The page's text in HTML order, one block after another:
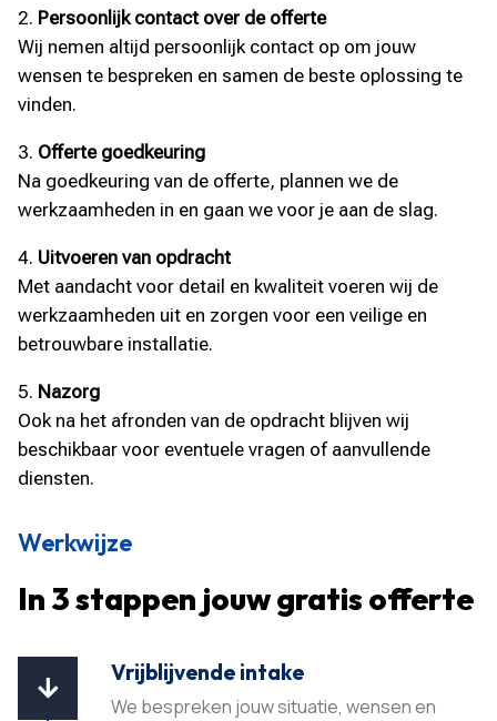
Persoonlijk contact over de offerte
Wij nemen altijd persoonlijk contact op om jouw
wensen te bespreken en samen de beste oplossing te
vinden.
Offerte goedkeuring
Na goedkeuring van de offerte, plannen we de
werkzaamheden in en gaan we voor je aan de slag.
Uitvoeren van opdracht
Met aandacht voor detail en kwaliteit voeren wij de
werkzaamheden uit en zorgen voor een veilige en
betrouwbare installatie.
Nazorg
Ook na het afronden van de opdracht blijven wij
beschikbaar voor eventuele vragen of aanvullende
diensten.
Werkwijze
In 3 stappen jouw gratis offerte

Vrijblijvende intake
We bespreken jouw situatie, wensen en